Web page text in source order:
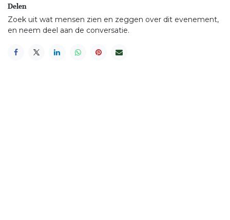
Delen
Zoek uit wat mensen zien en zeggen over dit evenement,
en neem deel aan de conversatie.